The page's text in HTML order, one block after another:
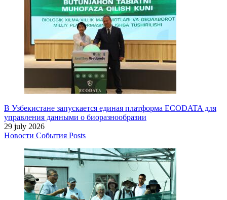
В Узбекистане запускается единая платформа ECODATA для
управления данными о биоразнообразии
29 july 2026
Новости События Posts